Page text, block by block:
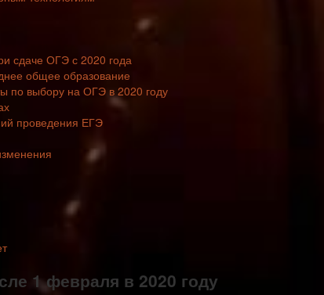
сдаче ОГЭ с 2020 года
общее образование
по выбору на ОГЭ в 2020 году
проведения ЕГЭ
1 февраля в 2020 году